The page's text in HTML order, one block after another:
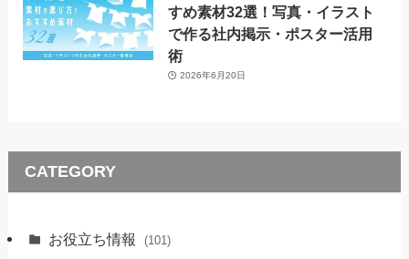
すめ素材32選！写真・イラスト
で作る社内掲示・ポスター活用
術
2026年6月20日
CATEGORY
お役立ち情報 (101)